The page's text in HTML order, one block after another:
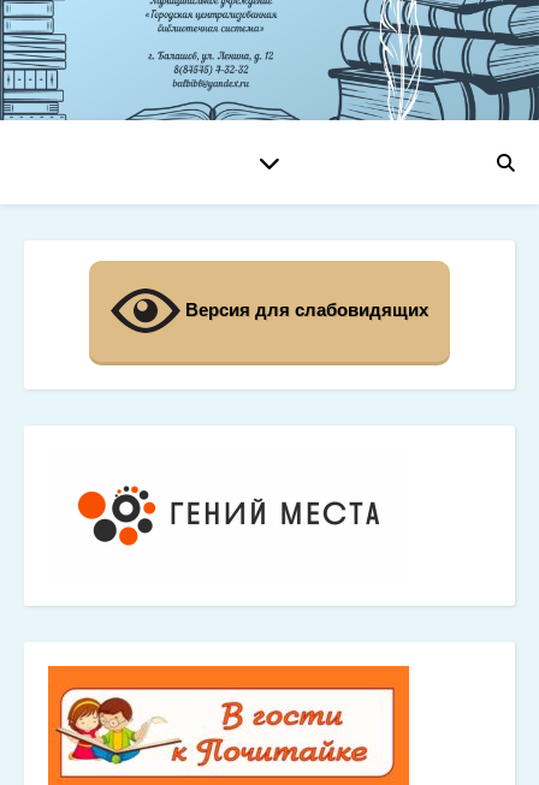
Версия для слабовидящих